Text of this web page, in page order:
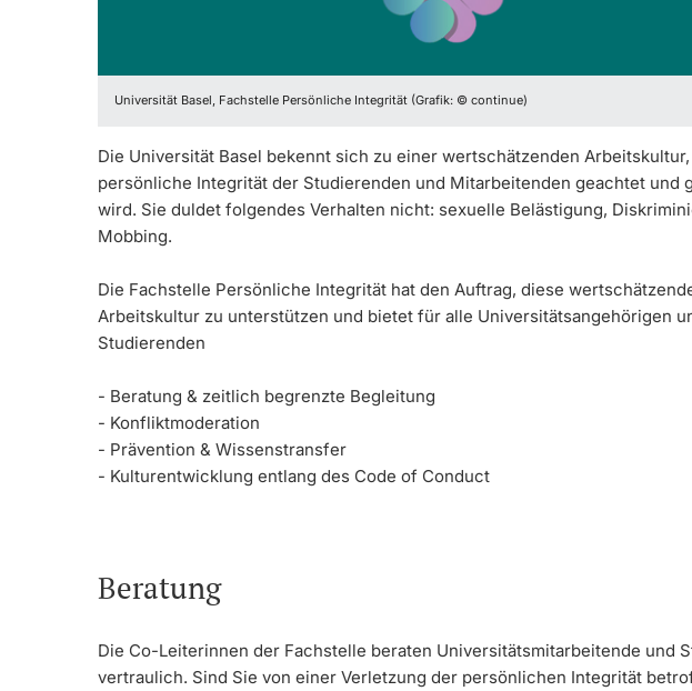
Universität Basel, Fachstelle Persönliche Integrität (Grafik: © continue)
Die Universität Basel bekennt sich zu einer wertschätzenden
persönliche Integrität der Studierenden und Mitarbeitenden geachtet und
wird. Sie duldet folgendes Verhalten nicht: sexuelle Belästigung,
Mobbing.
Die Fachstelle Persönliche Integrität hat den Auftrag, diese
Arbeitskultur zu unterstützen und bietet für alle Universitätsangehörigen
Studierenden
- Beratung & zeitlich begrenzte Begleitung
- Konfliktmoderation
- Prävention & Wissenstransfer
- Kulturentwicklung entlang des Code of Conduct
Beratung
Die Co-Leiterinnen der Fachstelle beraten Universitätsmitarbeitende und
vertraulich. Sind Sie von einer Verletzung der persönlichen Integrität